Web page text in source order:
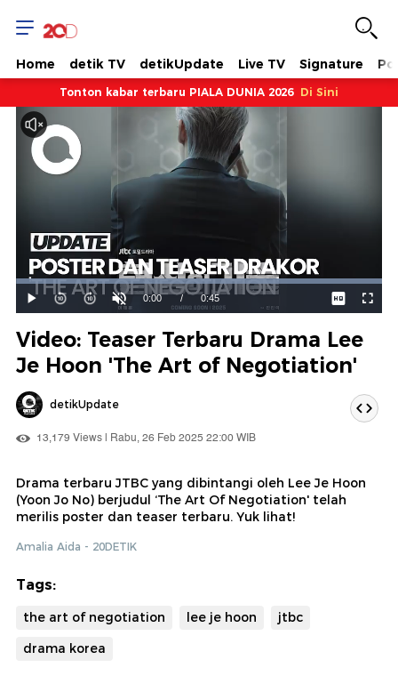
Home detik TV detikUpdate Live TV Signature
Tonton kabar terbaru PIALA DUNIA 2026 Di Sini
Mainkan
Suara
Hidup
Waktu
0:00 / Durasi
0:45
Dimuat:
100.00%
Video: Teaser Terbaru Drama Lee
Je Hoon 'The Art of Negotiation'
detikUpdate
13,179 Views | Rabu, 26 Feb 2025 22:00 WIB
Drama terbaru JTBC yang dibintangi oleh Lee Je Hoon
(Yoon Jo No) berjudul ‘The Art Of Negotiation' telah
merilis poster dan teaser terbaru. Yuk lihat!
Amalia Aida - 20DETIK
Tags:
the art of negotiation lee je hoon
jtbc
drama korea